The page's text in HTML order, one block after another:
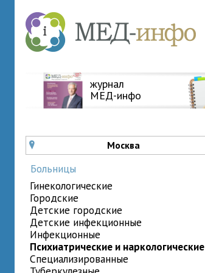
журнал
МЕД-инфо
u Москва
Больницы
гинекологические
городские
детские городские
детские инфекционные
инфекционные
психиатрические и наркологические
специализированные